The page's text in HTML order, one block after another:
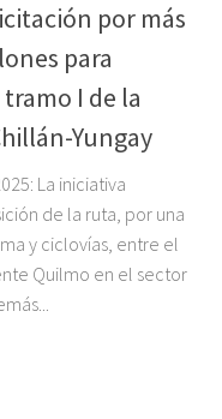
por más
para
I de la
Yungay
La iniciativa
de la ruta, por una
y ciclovías, entre el
Quilmo en el sector